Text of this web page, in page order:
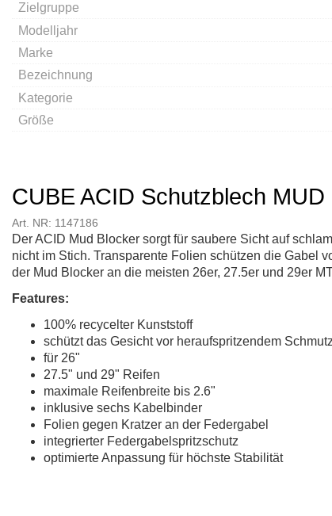
Zielgruppe
Modelljahr
Marke
Bezeichnung
Kategorie
Größe
CUBE ACID Schutzblech
Art. NR: 1147186
Der ACID Mud Blocker sorgt für saubere Sicht auf
nicht im Stich. Transparente Folien schützen die Gabel
der Mud Blocker an die meisten 26er, 27.5er und 29er
Features:
100% recycelter Kunststoff
schützt das Gesicht vor heraufspritzendem Schmutz
für 26"
27.5" und 29" Reifen
maximale Reifenbreite bis 2.6"
inklusive sechs Kabelbinder
Folien gegen Kratzer an der Federgabel
integrierter Federgabelspritzschutz
optimierte Anpassung für höchste Stabilität